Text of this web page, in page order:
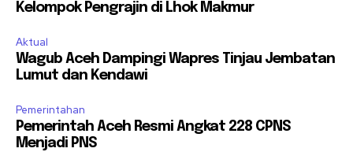
Kelompok Pengrajin di Lhok Makmur
Aktual
Wagub Aceh Dampingi Wapres Tinjau Jembatan
Lumut dan Kendawi
Pemerintahan
Pemerintah Aceh Resmi Angkat 228 CPNS
Menjadi PNS